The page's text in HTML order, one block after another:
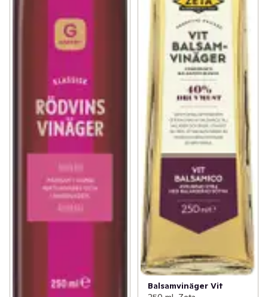
Balsamvinäger Vit